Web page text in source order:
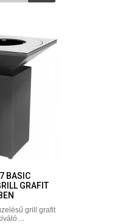
BASIC
GRAFIT
grill grafit
...